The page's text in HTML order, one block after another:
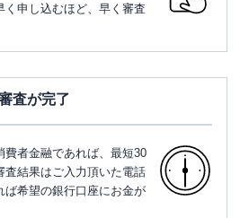
申し込むほど、早く審査
査が完了
費者金融であれば、最短30
査結果はご入力頂いた電話
ば希望の銀行口座にお金が